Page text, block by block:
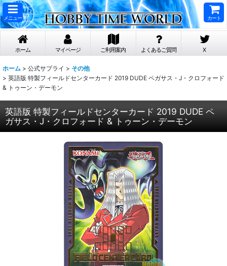
メニュー カート
ホーム マイページ ご利用案内 よくあるご質問 X
ホーム > 公式サプライ > その他
> 英語版 特製フィールドセンターカード 2019 DUDE ペガサス・J・クロフォード
& トゥーン・デーモン
英語版 特製フィールドセンターカード 2019 DUDE ペ
ガサス・J・クロフォード & トゥーン・デーモン